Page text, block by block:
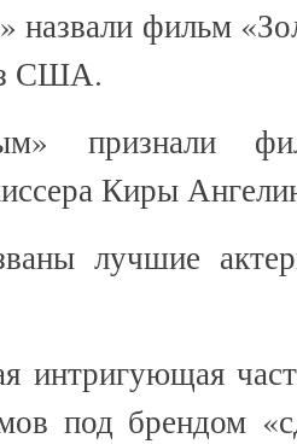
фильм
США.
признали
Киры
лучшие
интригующая
под брендом